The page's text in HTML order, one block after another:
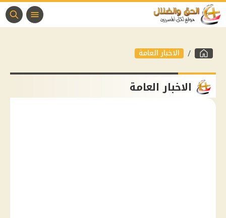
الاخبار العامة
الاخبار العامة